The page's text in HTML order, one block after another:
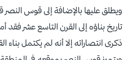
ويطلق عليها بالإضافة إلى قوس
تاريخ بناؤه إلى القرن التاسع عشر فقد
ذكرى انتصاراته إلا أنه لم يكتمل بناء